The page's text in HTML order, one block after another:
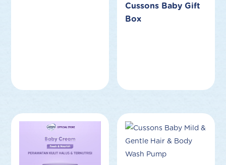
Cussons Baby Gift
Box